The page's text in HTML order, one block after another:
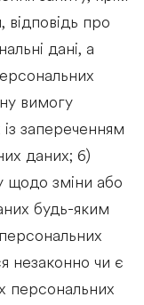
відповідь про
дані, а
вимогу
запереченням
даних; 6)
щодо зміни або
будь-яким
незаконно чи є
персональних